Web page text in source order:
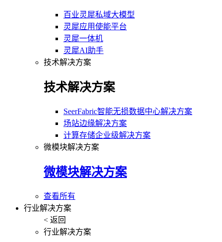
百业灵犀私域大模型
灵犀应用使能平台
灵犀一体机
灵犀AI助手
技术解决方案
技术解决方案
SeerFabric智能无损数据中心解决方案
场站边缘解决方案
计算存储企业级解决方案
微模块解决方案
微模块解决方案
查看所有
行业解决方案
< 返回
行业解决方案